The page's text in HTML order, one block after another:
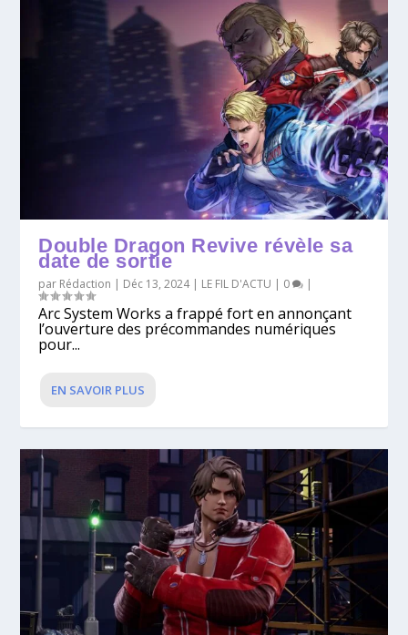
Double Dragon Revive révèle sa
date de sortie
par Rédaction | Déc 13, 2024| LE FIL D'ACTU | 0 |
Arc System Works a frappé fort en annonçant
l’ouverture des précommandes numériques
pour...
EN SAVOIR PLUS